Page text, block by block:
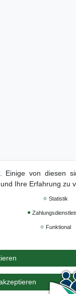
Einige von diesen
Ihre Erfahrung zu
Statistik
Funktional